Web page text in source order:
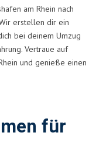
am Rhein nach
erstellen dir ein
bei deinem Umzug
Vertraue auf
und genieße einen
für